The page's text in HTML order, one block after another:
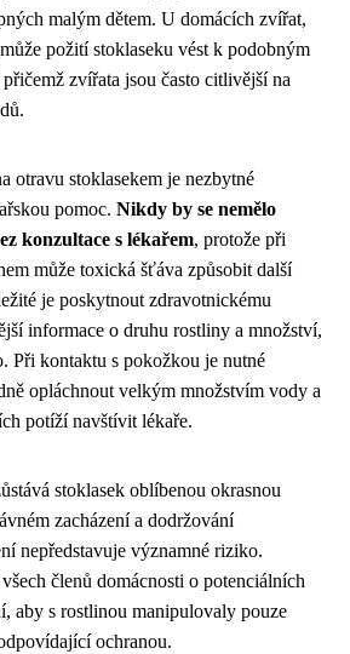
malým dětem. U domácích zvířat,
požití stoklaseku vést k podobným
zvířata jsou často citlivější na
otravu stoklasekem je nezbytné
pomoc. Nikdy by se nemělo
konzultace s lékařem, protože při
může toxická šťáva způsobit další
je poskytnout zdravotnickému
informace o druhu rostliny a množství,
Při kontaktu s pokožkou je nutné
opláchnout velkým množstvím vody a
potíží navštívit lékaře.
stoklasek oblíbenou okrasnou
zacházení a dodržování
nepředstavuje významné riziko.
členů domácnosti o potenciálních
aby s rostlinou manipulovaly pouze
ochranou.